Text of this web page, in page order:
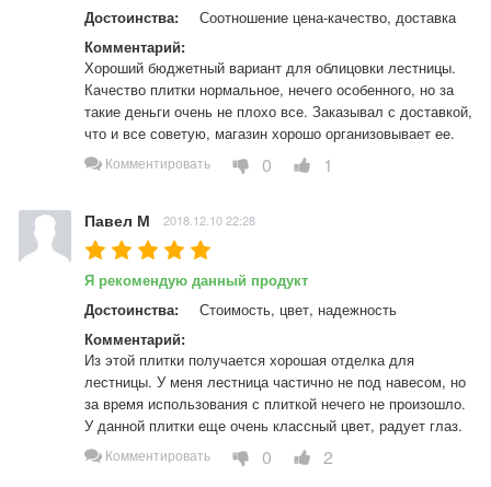
Достоинства:
Соотношение цена-качество, доставка
Комментарий:
Хороший бюджетный вариант для облицовки лестницы.
Качество плитки нормальное, нечего особенного, но за
такие деньги очень не плохо все. Заказывал с доставкой,
что и все советую, магазин хорошо организовывает ее.
Комментировать 0 1
Павел М 2018.12.10 22:28
Я рекомендую данный продукт
Достоинства:
Стоимость, цвет, надежность
Комментарий:
Из этой плитки получается хорошая отделка для
лестницы. У меня лестница частично не под навесом, но
за время использования с плиткой нечего не произошло.
У данной плитки еще очень классный цвет, радует глаз.
Комментировать 0 2